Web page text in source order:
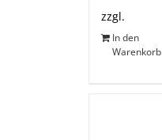
zzgl.
In den
Warenkorb